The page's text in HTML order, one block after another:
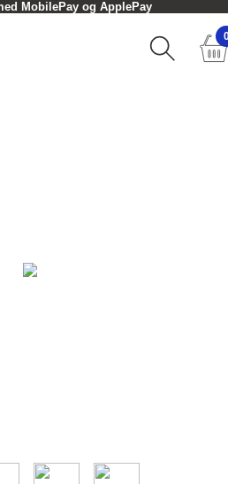
MobilePay og ApplePay